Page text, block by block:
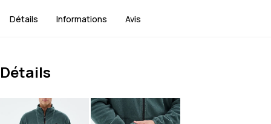
Détails Informations Avis
Détails